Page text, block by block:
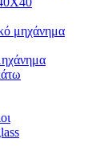
μηχάνημα